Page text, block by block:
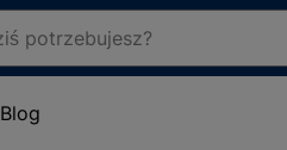
Blog